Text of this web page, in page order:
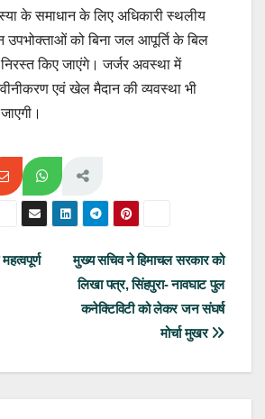
के समाधान के लिए अधिकारी स्थलीय
उपभोक्ताओं को बिना जल आपूर्ति के बिल
निरस्त किए जाएंगे। जर्जर अवस्था में
एवं खेल मैदान की व्यवस्था भी
मुख्य सचिव ने हिमाचल सरकार को
लिखा पत्र, सिंहपुरा- नावघाट पुल
कनेक्टिविटी को लेकर जन संघर्ष
मोर्चा मुखर